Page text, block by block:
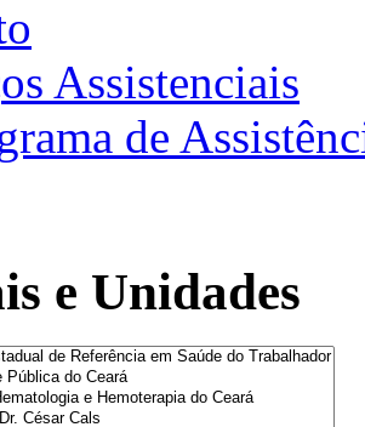
Assistenciais
de
e Unidades